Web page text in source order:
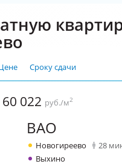
Сроку сдачи
022 руб./м2
ВАО
Новогиреево
28
Выхино